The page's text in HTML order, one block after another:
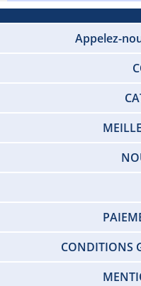
Appelez-
CONDITIONS